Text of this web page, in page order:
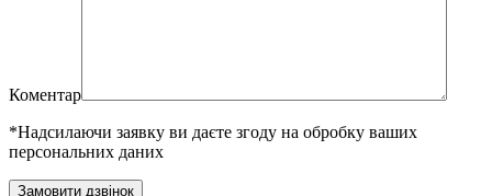
Коментар
*Надсилаючи заявку ви даєте згоду на обробку ваших
персональних даних